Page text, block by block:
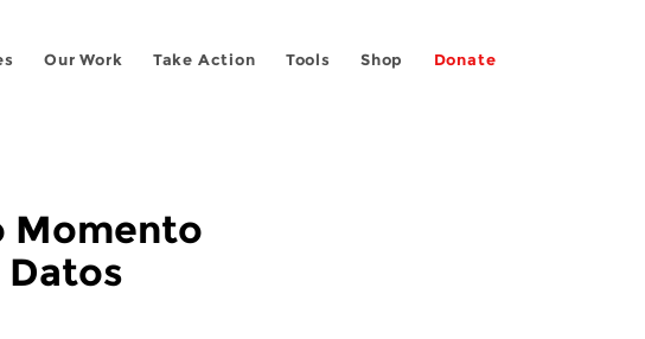
Our Work Take Action Tools Shop Donate
Momento